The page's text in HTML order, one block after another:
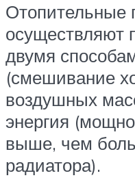
Отопительные
осуществляют
двумя
(смешивание
воздушных
энергия
выше, чем
радиатора).